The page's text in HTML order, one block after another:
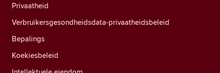
Privaatheid
Verbruikersgesondheidsdata-privaatheidsbeleid
Bepalings
Koekiesbeleid